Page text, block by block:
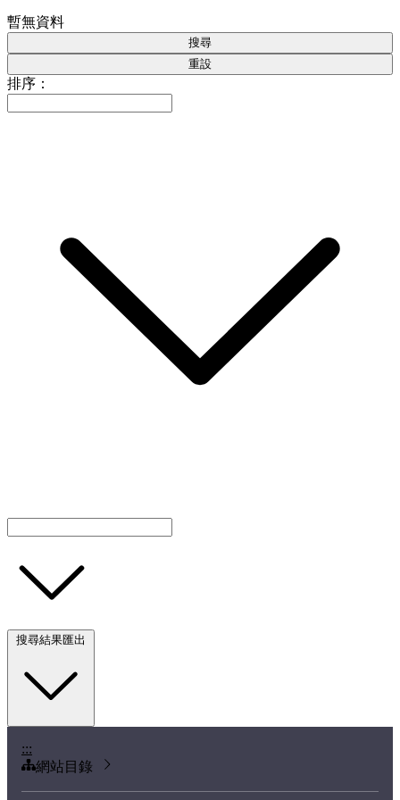
暫無資料
搜尋
重設
排序：
:::
網站目錄